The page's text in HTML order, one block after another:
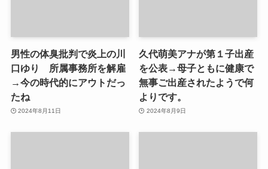
男性の体臭批判で炎上の川
口ゆり 所属事務所を解雇
→今の時代的にアウトだっ
たね
2024年8月11日
久代萌美アナが第１子出産
を公表→母子ともに健康で
無事ご出産されたようで何
よりです。
2024年8月9日